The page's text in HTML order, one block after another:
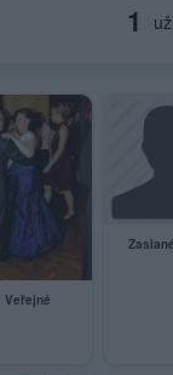
1
Veřejné